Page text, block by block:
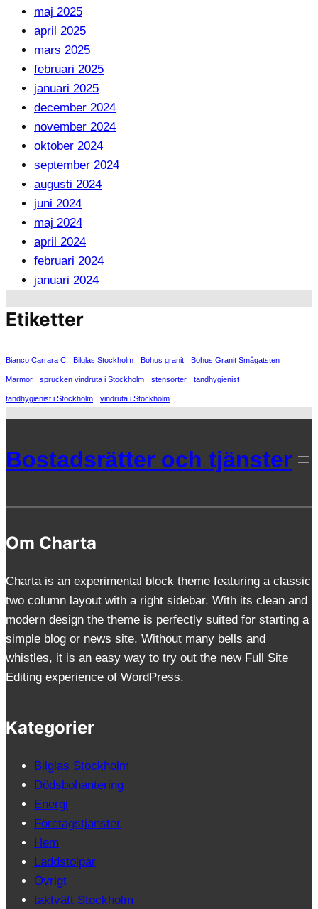
maj 2025
april 2025
mars 2025
februari 2025
januari 2025
december 2024
november 2024
oktober 2024
september 2024
augusti 2024
juni 2024
maj 2024
april 2024
februari 2024
januari 2024
Etiketter
Bianco Carrara C Bilglas Stockholm Bohus granit Bohus Granit Smågatsten
Marmor sprucken vindruta i Stockholm stensorter tandhygienist
tandhygienist i Stockholm vindruta i Stockholm
Bostadsrätter och tjänster
Om Charta
Charta is an experimental block theme featuring a classic
two column layout with a right sidebar. With its clean and
modern design the theme is perfectly suited for starting a
simple blog or news site. Without many bells and
whistles, it is an easy way to try out the new Full Site
Editing experience of WordPress.
Kategorier
Bilglas Stockholm
Dödsbohantering
Energi
Företagstjänster
Hem
Laddstolpar
Övrigt
taktvätt Stockholm